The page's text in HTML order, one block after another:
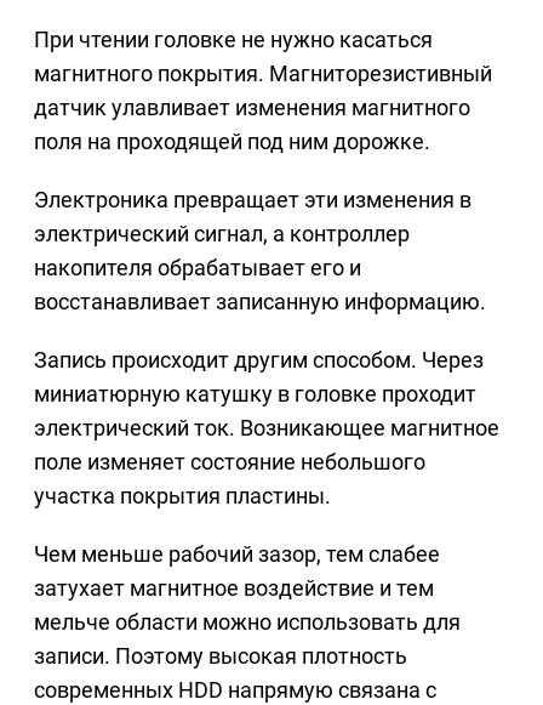
При чтении головке не нужно касаться
магнитного покрытия. Магниторезистивный
датчик улавливает изменения магнитного
поля на проходящей под ним дорожке.
Электроника превращает эти изменения в
электрический сигнал, а контроллер
накопителя обрабатывает его и
восстанавливает записанную информацию.
Запись происходит другим способом. Через
миниатюрную катушку в головке проходит
электрический ток. Возникающее магнитное
поле изменяет состояние небольшого
участка покрытия пластины.
Чем меньше рабочий зазор, тем слабее
затухает магнитное воздействие и тем
мельче области можно использовать для
записи. Поэтому высокая плотность
современных HDD напрямую связана с